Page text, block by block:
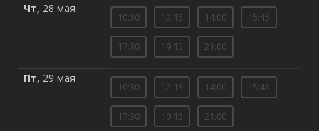
Чт, 28 мая
10:30 12:15 14:00 15:45
17:30 19:15 21:00
Пт, 29 мая
10:30 12:15 14:00 15:45
17:30 19:15 21:00